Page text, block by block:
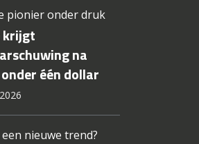
pionier onder druk
krijgt
na
één dollar
nieuwe trend?